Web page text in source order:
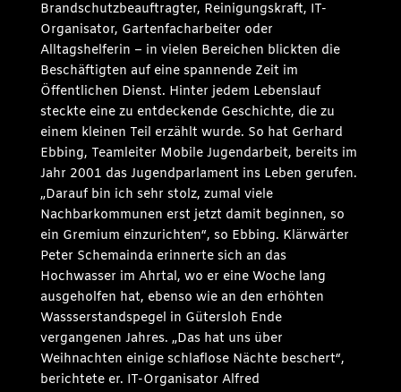
Brandschutzbeauftragter, Reinigungskraft, IT-
Organisator, Gartenfacharbeiter oder
Alltagshelferin – in vielen Bereichen blickten die
Beschäftigten auf eine spannende Zeit im
Öffentlichen Dienst. Hinter jedem Lebenslauf
steckte eine zu entdeckende Geschichte, die zu
einem kleinen Teil erzählt wurde. So hat Gerhard
Ebbing, Teamleiter Mobile Jugendarbeit, bereits im
Jahr 2001 das Jugendparlament ins Leben gerufen.
„Darauf bin ich sehr stolz, zumal viele
Nachbarkommunen erst jetzt damit beginnen, so
ein Gremium einzurichten“, so Ebbing. Klärwärter
Peter Schemainda erinnerte sich an das
Hochwasser im Ahrtal, wo er eine Woche lang
ausgeholfen hat, ebenso wie an den erhöhten
Wassserstandspegel in Gütersloh Ende
vergangenen Jahres. „Das hat uns über
Weihnachten einige schlaflose Nächte beschert“,
berichtete er. IT-Organisator Alfred